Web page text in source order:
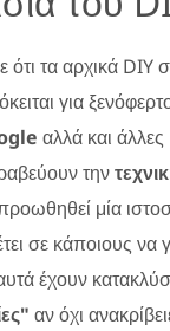
ότι τα αρχικά DIY
για
αλλά και
την
μία
σε κάποιους να
έχουν
αν όχι